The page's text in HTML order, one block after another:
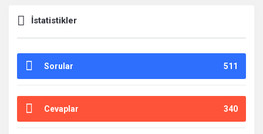
İstatistikler
Sorular 511
Cevaplar 340